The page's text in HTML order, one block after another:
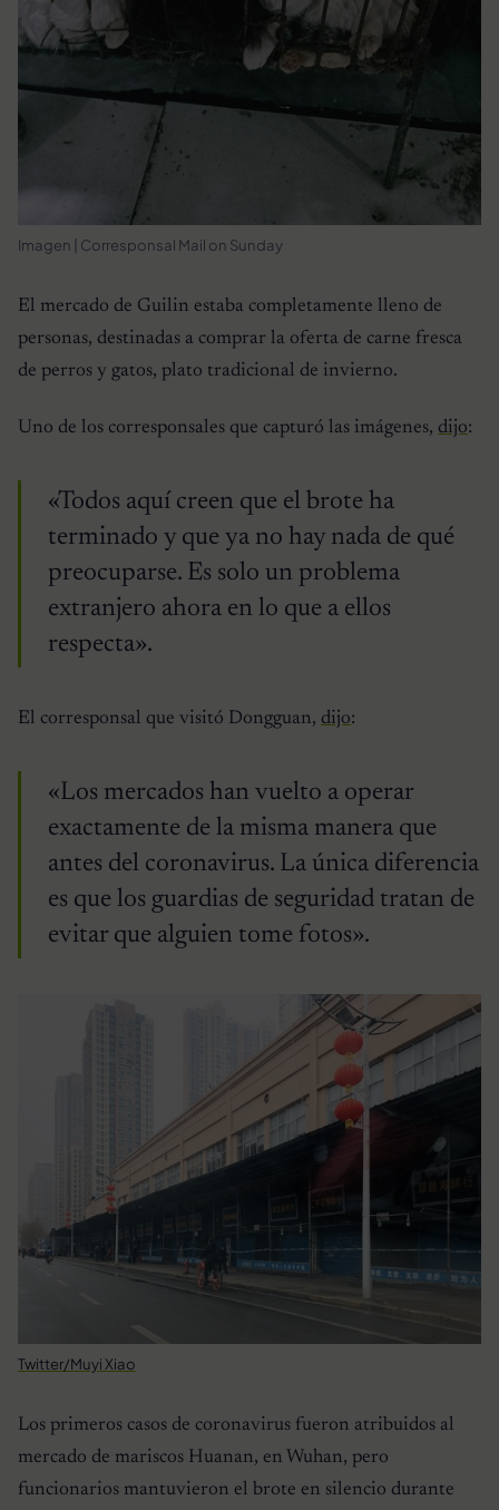
Imagen | Corresponsal Mail on Sunday
El mercado de Guilin estaba completamente lleno de
personas, destinadas a comprar la oferta de carne fresca
de perros y gatos, plato tradicional de invierno.
Uno de los corresponsales que capturó las imágenes, dijo:
«Todos aquí creen que el brote ha
terminado y que ya no hay nada de qué
preocuparse. Es solo un problema
extranjero ahora en lo que a ellos
respecta».
El corresponsal que visitó Dongguan, dijo:
«Los mercados han vuelto a operar
exactamente de la misma manera que
antes del coronavirus. La única diferencia
es que los guardias de seguridad tratan de
evitar que alguien tome fotos».
Twitter/Muyi Xiao
Los primeros casos de coronavirus fueron atribuidos al
mercado de mariscos Huanan, en Wuhan, pero
funcionarios mantuvieron el brote en silencio durante